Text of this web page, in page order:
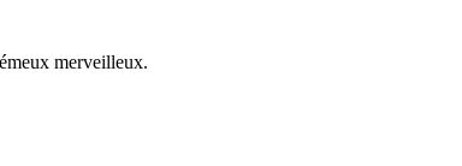
merveilleux.